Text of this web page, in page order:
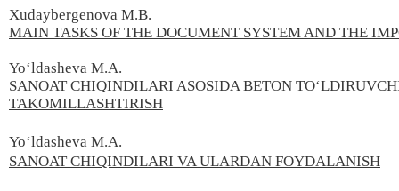
Xudaybergenova M.B.
MAIN TASKS OF THE DOCUMENT SYSTEM AND THE
Yo‘ldasheva M.A.
SANOAT CHIQINDILARI ASOSIDA BETON
TAKOMILLASHTIRISH
Yo‘ldasheva M.A.
SANOAT CHIQINDILARI VA ULARDAN FOYDALANISH